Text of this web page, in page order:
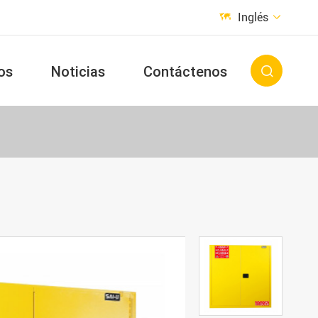
 Inglés 
Noticias Contáctenos 